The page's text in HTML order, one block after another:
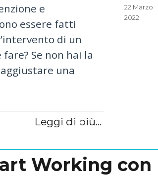
e
essere fatti
di un
Se non hai la
una
Leggi di più...
Posted
on
22 Marzo
2022
Working con